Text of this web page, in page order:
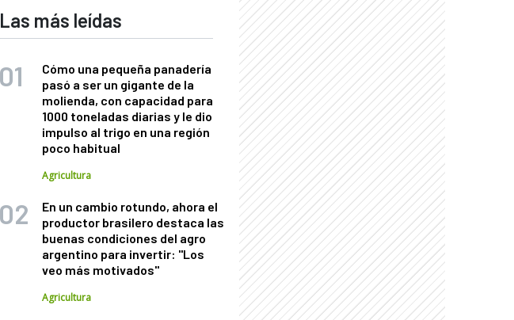
Las más leídas
Cómo una pequeña panadería
pasó a ser un gigante de la
molienda, con capacidad para
1000 toneladas diarias y le dio
impulso al trigo en una región
poco habitual
Agricultura
En un cambio rotundo, ahora el
productor brasilero destaca las
buenas condiciones del agro
argentino para invertir: "Los
veo más motivados"
Agricultura